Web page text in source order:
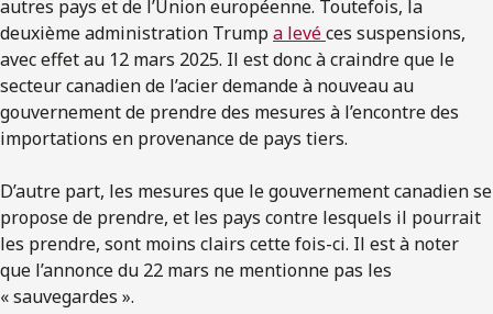
autres pays et de l’Union européenne. Toutefois, la
deuxième administration Trump a levéces suspensions,
avec effet au 12 mars 2025. Il est donc à craindre que le
secteur canadien de l’acier demande à nouveau au
gouvernement de prendre des mesures à l’encontre des
importations en provenance de pays tiers.
D’autre part, les mesures que le gouvernement canadien se
propose de prendre, et les pays contre lesquels il pourrait
les prendre, sont moins clairs cette fois-ci. Il est à noter
que l’annonce du 22 mars ne mentionne pas les
« sauvegardes ».